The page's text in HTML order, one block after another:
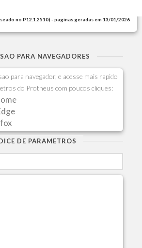
no P12.1.2510) - paginas geradas em 13/01/2026
PARA NAVEGADORES
para navegador, e acesse mais rapido
do Protheus com poucos cliques:
DE PARAMETROS